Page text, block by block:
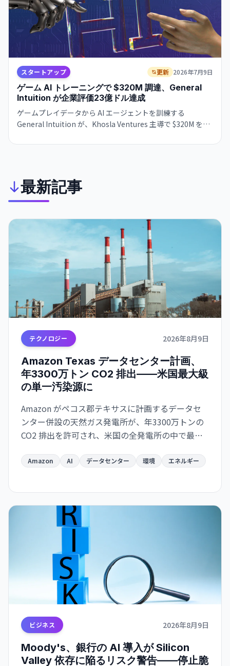
スタートアップ 更新 2026年7月9日
ゲーム AI トレーニングで $320M 調達、General
Intuition が企業評価23億ドル達成
ゲームプレイデータから AI エージェントを訓練する
General Intuition が、Khosla Ventures 主導で $320M を調
ボティクスを連携させる技術が注目を集めている。
最新記事
テクノロジー 2026年8月9日
Amazon Texas データセンター計画、
年3300万トン CO2 排出——米国最大級
の単一汚染源に
Amazon がペコス郡テキサスに計画するデータセ
ンター併設の天然ガス発電所が、年3300万トンの
CO2 排出を許可され、米国の全発電所の中で最大
と深刻に矛盾する局面を示唆している。
Amazon AI データセンター 環境 エネルギー
ビジネス 2026年8月9日
Moody's、銀行の AI 導入が Silicon
Valley 依存に陥るリスク警告——停止脆